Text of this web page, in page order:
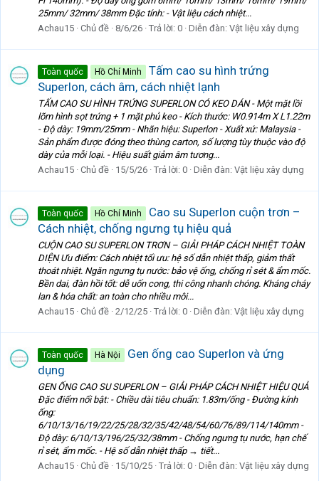
25mm/ 32mm/ 38mm Đặc tính: - Vật liệu cách nhiệt...
Achau15 Chủ đề 8/6/26 Trả lời: 0 Diễn đàn: Vật liệu xây dựng
Toàn quốc Hồ Chí Minh
Tấm cao su hình trứng
Superlon, cách âm, cách nhiệt lạnh
TẤM CAO SU HÌNH TRỨNG SUPERLON CÓ KEO DÁN - Một mặt lồi
lõm hình sọt trứng + 1 mặt phủ keo - Kích thước: W0.914m X L1.22m
- Độ dày: 19mm/25mm - Nhãn hiệu: Superlon - Xuất xứ: Malaysia -
Sản phẩm được đóng theo thùng carton, số lượng tùy thuộc vào độ
dày của mỗi loại. - Hiệu suất giảm âm tương...
Achau15 Chủ đề 15/5/26 Trả lời: 0 Diễn đàn: Vật liệu xây dựng
Toàn quốc Hồ Chí Minh
Cao su Superlon cuộn trơn –
Cách nhiệt, chống ngưng tụ hiệu quả
CUỘN CAO SU SUPERLON TRƠN – GIẢI PHÁP CÁCH NHIỆT TOÀN
DIỆN Ưu điểm: Cách nhiệt tối ưu: hệ số dẫn nhiệt thấp, giảm thất
thoát nhiệt. Ngăn ngưng tụ nước: bảo vệ ống, chống rỉ sét & ẩm mốc.
Bền dai, đàn hồi tốt: dễ uốn cong, thi công nhanh chóng. Kháng cháy
lan & hóa chất: an toàn cho nhiều môi...
Achau15 Chủ đề 2/12/25 Trả lời: 0 Diễn đàn: Vật liệu xây dựng
Toàn quốc Hà Nội
Gen ống cao Superlon và ứng
dụng
GEN ỐNG CAO SU SUPERLON – GIẢI PHÁP CÁCH NHIỆT HIỆU QUẢ
Đặc điểm nổi bật: - Chiều dài tiêu chuẩn: 1.83m/ống - Đường kính
ống:
6/10/13/16/19/22/25/28/32/35/42/48/54/60/76/89/114/140mm -
Độ dày: 6/10/13/196/25/32/38mm - Chống ngưng tụ nước, hạn chế
rỉ sét, ẩm mốc. - Hệ số dẫn nhiệt thấp → tiết...
Achau15 Chủ đề 15/10/25 Trả lời: 0 Diễn đàn: Vật liệu xây dựng